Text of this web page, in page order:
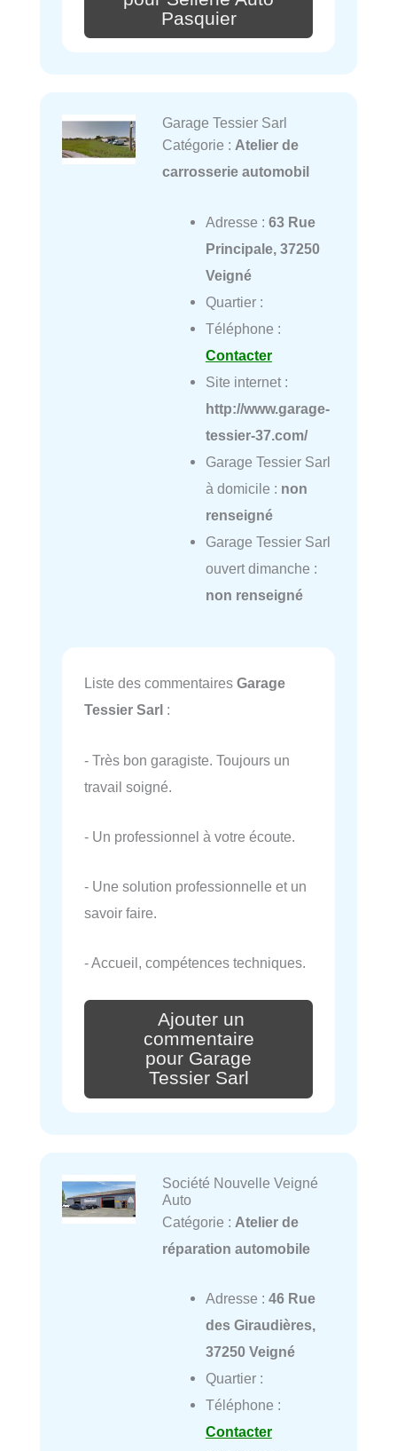
Pasquier
Garage Tessier Sarl
Catégorie : Atelier de
carrosserie automobil
Adresse : 63 Rue
Principale, 37250
Veigné
Quartier :
Téléphone :
Contacter
Site internet :
http://www.garage-
tessier-37.com/
Garage Tessier Sarl
à domicile : non
renseigné
Garage Tessier Sarl
ouvert dimanche :
non renseigné
Liste des commentaires Garage
Tessier Sarl :
- Très bon garagiste. Toujours un
travail soigné.
- Un professionnel à votre écoute.
- Une solution professionnelle et un
savoir faire.
- Accueil, compétences techniques.
Ajouter un
commentaire
pour Garage
Tessier Sarl
Société Nouvelle Veigné
Auto
Catégorie : Atelier de
réparation automobile
Adresse : 46 Rue
des Giraudières,
37250 Veigné
Quartier :
Téléphone :
Contacter